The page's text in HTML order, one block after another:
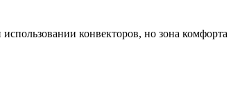
конвекторов, но зона комфорта